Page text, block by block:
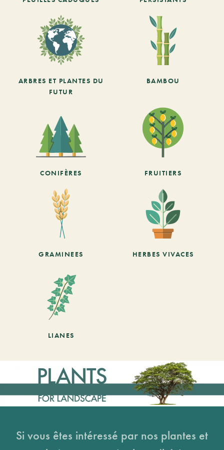
ARBRES ET PLANTES DU
FUTUR
BAMBOU
CONIFÈRES FRUITIERS
GRAMINEES HERBES VIVACES
LIANES
Si vous êtes intéressé par nos plantes et